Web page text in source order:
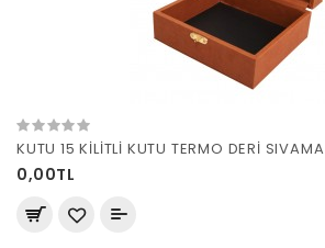
KUTU 15 KİLİTLİ KUTU TERMO DERİ SIVAMA
0,00TL